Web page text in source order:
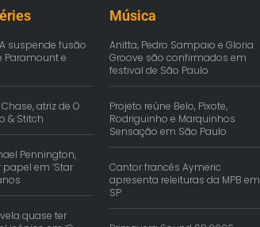
suspende fusão
Paramount e
atriz de O
& Stitch
Pennington,
em ‘Star
quase ter
Música
Anitta, Pedro Sampaio e Gloria
Groove são confirmados em
festival de São Paulo
Projeto reúne Belo, Pixote,
Rodriguinho e Marquinhos
Sensação em São Paulo
Cantor francês Aymeric
apresenta releituras da MPB em
SP